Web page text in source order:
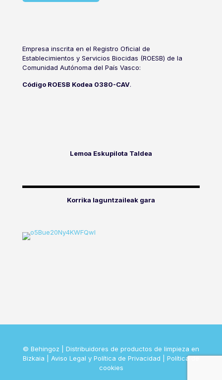
Empresa inscrita en el Registro Oficial de
Establecimientos y Servicios Biocidas (ROESB) de la
Comunidad Autónoma del País Vasco:
Código ROESB Kodea 0380-CAV.
Lemoa Eskupilota Taldea
Korrika laguntzaileak gara
© Behingoz | Distribuidores de productos de limpieza en
Bizkaia | Aviso Legal y Política de Privacidad
Política de
cookies